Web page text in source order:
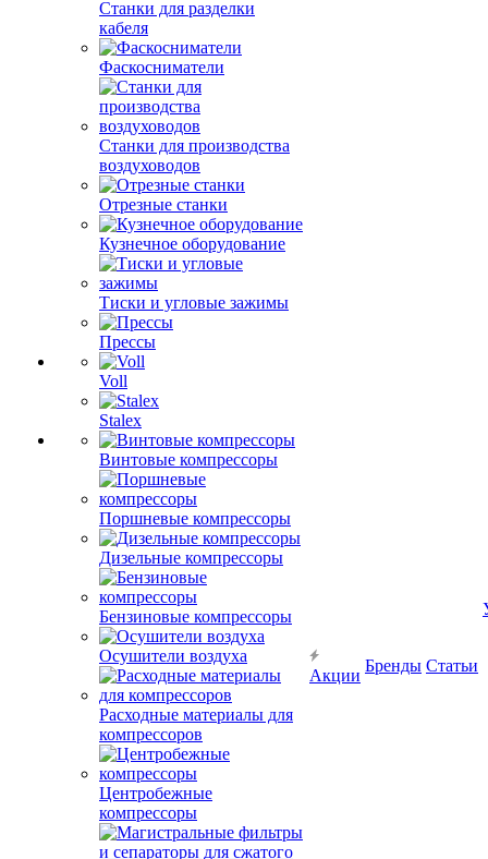
Станки для разделки
кабеля
Фаскосниматели
Станки для производства
воздуховодов
Отрезные станки
Кузнечное оборудование
Тиски и угловые зажимы
Прессы
Voll
Stalex
Винтовые компрессоры
Поршневые компрессоры
Дизельные компрессоры
Бензиновые компрессоры
Осушители воздуха
Расходные материалы для
компрессоров
Центробежные
компрессоры
Акции
Бренды Статьи